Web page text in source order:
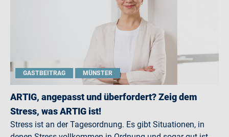
GASTBEITRAG MÜNSTER
ARTIG, angepasst und überfordert? Zeig dem
Stress, was ARTIG ist!
Stress ist an der Tagesordnung. Es gibt Situationen, in